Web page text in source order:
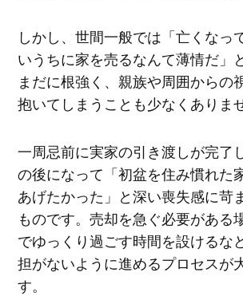
しかし、世間一般では「亡くなっ
いうちに家を売るなんて薄情だ」
まだに根強く、親族や周囲からの
抱いてしまうことも少なくありま
一周忌前に実家の引き渡しが完了
の後になって「初盆を住み慣れた
あげたかった」と深い喪失感に苛
ものです。売却を急ぐ必要がある
でゆっくり過ごす時間を設けるな
担がないように進めるプロセスが
す。